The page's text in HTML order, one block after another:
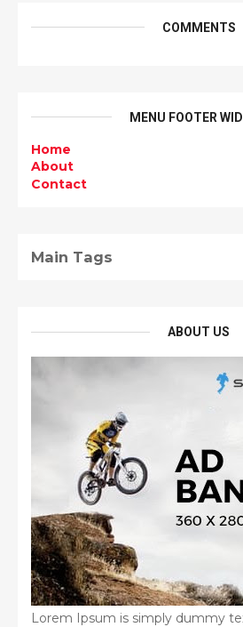
COMMENTS
MENU FOOTER
Home
About
Contact
Main Tags
ABOUT US
Lorem Ipsum is simply dummy